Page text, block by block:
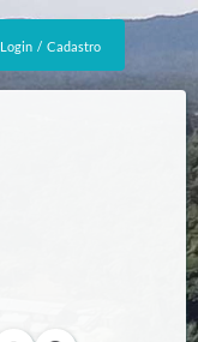
Login / Cadastro